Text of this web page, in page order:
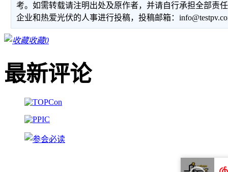
考。如需转载请注明出处及原作者，并请自行承担全部责
企业和热爱光伏的人事进行投稿，投稿邮箱：
收藏0
最新评论